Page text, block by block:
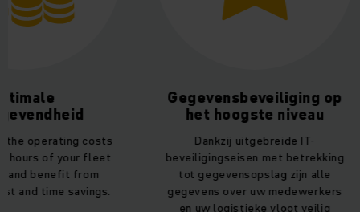
operating costs
hours of your fleet
and benefit from
and time savings.
Gegevensbeveiliging op
het hoogste niveau
Dankzij uitgebreide IT-
beveiligingseisen met betrekking
tot gegevensopslag zijn alle
gegevens over uw medewerkers
en uw logistieke vloot veilig